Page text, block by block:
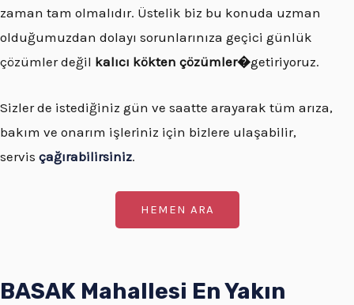
zaman tam olmalıdır. Üstelik biz bu konuda uzman
olduğumuzdan dolayı sorunlarınıza geçici günlük
çözümler değil kalıcı kökten çözümler�getiriyoruz.
Sizler de istediğiniz gün ve saatte arayarak tüm arıza,
bakım ve onarım işleriniz için bizlere ulaşabilir,
servis çağırabilirsiniz.
HEMEN ARA
BASAK Mahallesi En Yakın